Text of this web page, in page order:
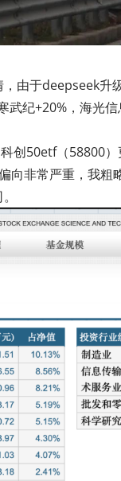
由于deepseek升
纪+20%，海光信
创50etf（58800
向非常严重，我粗